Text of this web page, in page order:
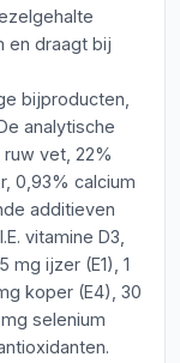
en draagt bij
bijproducten,
analytische
vet, 22%
0,93% calcium
additieven
vitamine D3,
mg ijzer (E1), 1
koper (E4), 30
selenium